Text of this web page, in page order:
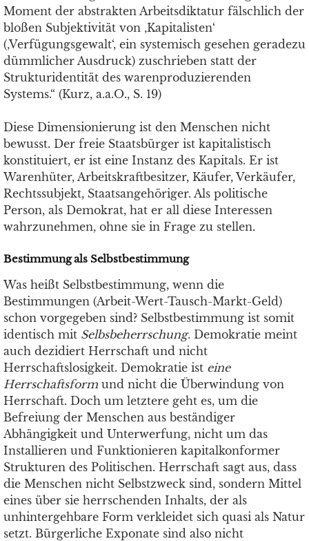
Moment der abstrakten Arbeitsdiktatur fälschlich der
bloßen Subjektivität von ‚Kapitalisten‘
(‚Verfügungsgewalt‘, ein systemisch gesehen geradezu
dümmlicher Ausdruck) zuschrieben statt der
Strukturidentität des warenproduzierenden
Systems.“ (Kurz, a.a.O., S. 19)
Diese Dimensionierung ist den Menschen nicht
bewusst. Der freie Staatsbürger ist kapitalistisch
konstituiert, er ist eine Instanz des Kapitals. Er ist
Warenhüter, Arbeitskraftbesitzer, Käufer, Verkäufer,
Rechtssubjekt, Staatsangehöriger. Als politische
Person, als Demokrat, hat er all diese Interessen
wahrzunehmen, ohne sie in Frage zu stellen.
Bestimmung als Selbstbestimmung
Was heißt Selbstbestimmung, wenn die
Bestimmungen (Arbeit-Wert-Tausch-Markt-Geld)
schon vorgegeben sind? Selbstbestimmung ist somit
identisch mit Selbsbeherrschung. Demokratie meint
auch dezidiert Herrschaft und nicht
Herrschaftslosigkeit. Demokratie ist eine
Herrschaftsform und nicht die Überwindung von
Herrschaft. Doch um letztere geht es, um die
Befreiung der Menschen aus beständiger
Abhängigkeit und Unterwerfung, nicht um das
Installieren und Funktionieren kapitalkonformer
Strukturen des Politischen. Herrschaft sagt aus, dass
die Menschen nicht Selbstzweck sind, sondern Mittel
eines über sie herrschenden Inhalts, der als
unhintergehbare Form verkleidet sich quasi als Natur
setzt. Bürgerliche Exponate sind also nicht